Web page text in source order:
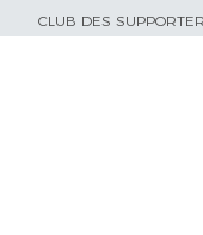
CLUB DES